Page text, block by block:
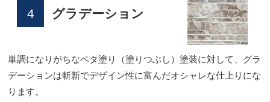
4 グラデーション
単調になりがちなベタ塗り（塗りつぶし）塗装に対して、グラ
デーションは斬新でデザイン性に富んだオシャレな仕上りにな
ります。